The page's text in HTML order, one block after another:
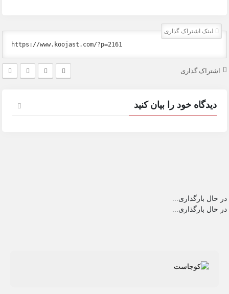
لینک اشتراک گذاری
اشتراک گذاری
دیدگاه خود را بیان کنید
در حال بارگذاری...
در حال بارگذاری...